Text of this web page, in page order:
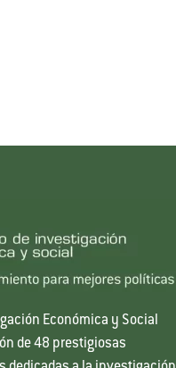
Económica y Social
de 48 prestigiosas